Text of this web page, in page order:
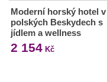
Moderní horský hotel v
polských Beskydech s
jídlem a wellness
2 154 Kč